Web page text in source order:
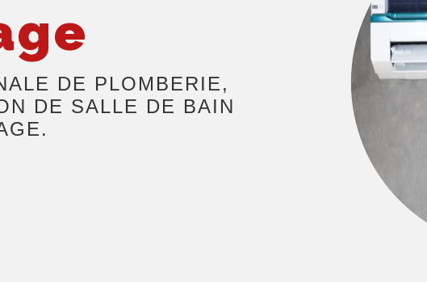
DE PLOMBERIE,
DE SALLE DE BAIN